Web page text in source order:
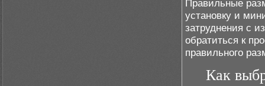
Правильные
установку и
затруднения с
обратиться к
правильного
Как